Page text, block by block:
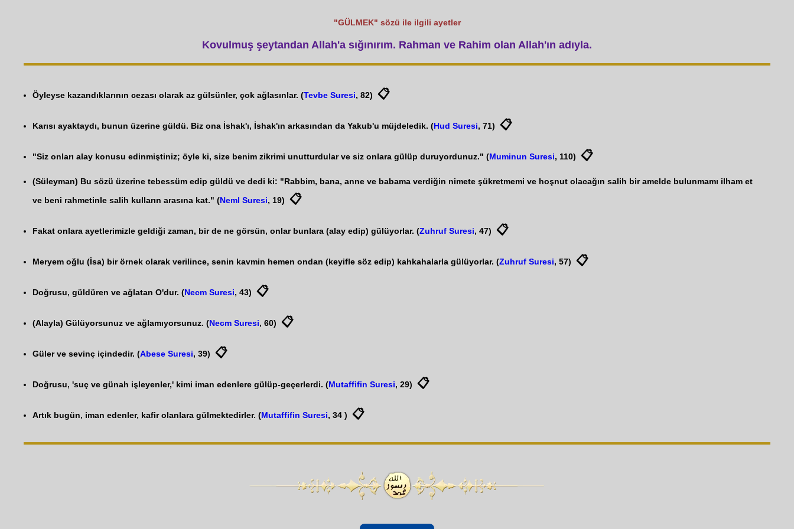
"GÜLMEK" sözü ile ilgili ayetler
Kovulmuş şeytandan Allah'a sığınırım. Rahman ve Rahim olan Allah'ın adıyla.
Öyleyse kazandıklarının cezası olarak az gülsünler, çok ağlasınlar. (Tevbe Suresi, 82) 📋
Karısı ayaktaydı, bunun üzerine güldü. Biz ona İshak'ı, İshak'ın arkasından da Yakub'u müjdeledik. (Hud Suresi, 71) 📋
"Siz onları alay konusu edinmiştiniz; öyle ki, size benim zikrimi unutturdular ve siz onlara gülüp duruyordunuz." (Muminun Suresi, 110) 📋
(Süleyman) Bu sözü üzerine tebessüm edip güldü ve dedi ki: "Rabbim, bana, anne ve babama verdiğin nimete şükretmemi ve hoşnut olacağın salih bir amelde bulunmamı ilham et
ve beni rahmetinle salih kulların arasına kat." (Neml Suresi, 19) 📋
Fakat onlara ayetlerimizle geldiği zaman, bir de ne görsün, onlar bunlara (alay edip) gülüyorlar. (Zuhruf Suresi, 47) 📋
Meryem oğlu (İsa) bir örnek olarak verilince, senin kavmin hemen ondan (keyifle söz edip) kahkahalarla gülüyorlar. (Zuhruf Suresi, 57) 📋
Doğrusu, güldüren ve ağlatan O'dur. (Necm Suresi, 43) 📋
(Alayla) Gülüyorsunuz ve ağlamıyorsunuz. (Necm Suresi, 60) 📋
Güler ve sevinç içindedir. (Abese Suresi, 39) 📋
Doğrusu, 'suç ve günah işleyenler,' kimi iman edenlere gülüp-geçerlerdi. (Mutaffifin Suresi, 29) 📋
Artık bugün, iman edenler, kafir olanlara gülmektedirler. (Mutaffifin Suresi, 34 ) 📋